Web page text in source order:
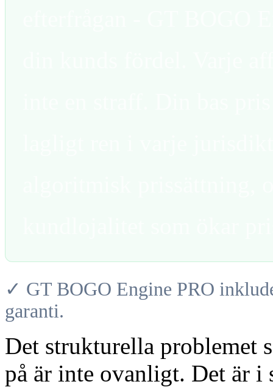
✓ GT BOGO Engine PRO
garanti.
Det strukturella problemet
på är inte ovanligt. Det är i